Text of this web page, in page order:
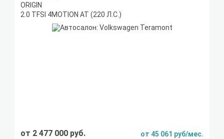
ORIGIN
2.0 TFSI 4MOTION AT (220 Л.С.)
от 2 477 000 руб. от 45 061 руб/мес.